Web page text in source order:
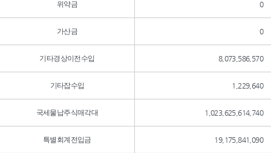
위약금 0
가산금 0
기타경상이전수입 8,073,586,570
기타잡수입 1,229,640
국세물납주식매각대 1,023,625,614,740
특별회계전입금 19,175,841,090